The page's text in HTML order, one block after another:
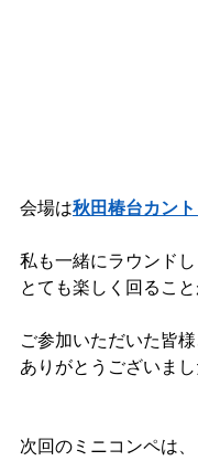
会場は秋田椿台カン
私も一緒にラウンドし
とても楽しく回るこ
ご参加いただいた皆様
ありがとうございまし
次回のミニコンペは、